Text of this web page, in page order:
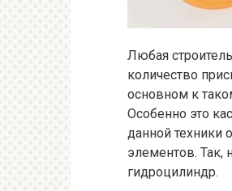
Любая
количество
основном к
Особенно это
данной техники
элементов. Так,
гидроцилиндр.